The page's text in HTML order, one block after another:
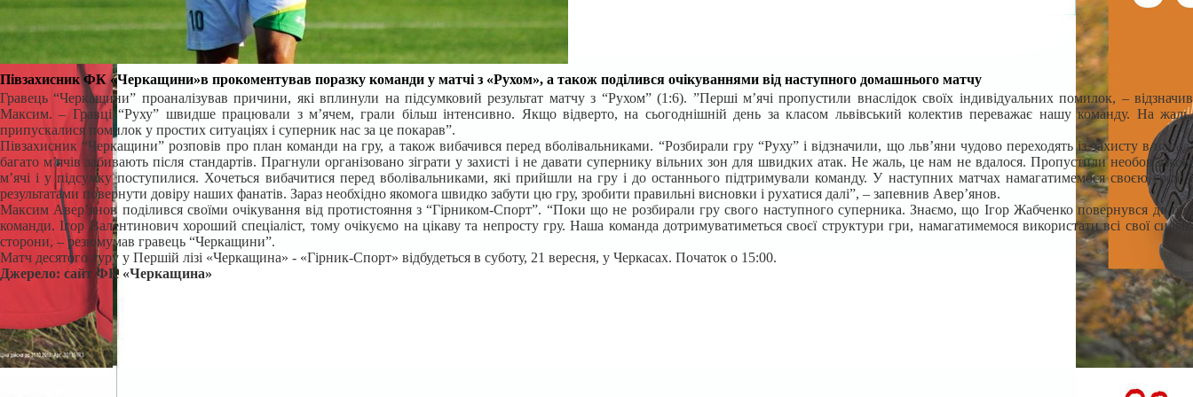
Півзахисник ФК «Черкащини»в прокоментував поразку команди у матчі з «Рухом», а також поділився очікуваннями від наступного домашнього матчу
Гравець “Черкащини” проаналізував причини, які вплинули на підсумковий результат матчу з “Рухом” (1:6). ”Перші м’ячі пропустили внаслідок своїх індивідуальних помилок, – відзначив
Максим. – Гравці “Руху” швидше працювали з м’ячем, грали більш інтенсивно. Якщо відверто, на сьогоднішній день за класом львівський колектив переважає нашу команду. На жаль,
припускалися помилок у простих ситуаціях і суперник нас за це покарав”.
Півзахисник “Черкащини” розповів про план команди на гру, а також вибачився перед вболівальниками. “Розбирали гру “Руху” і відзначили, що льв’яни чудово переходять із захисту в напад,
багато м’ячів забивають після стандартів. Прагнули організовано зіграти у захисті і не давати супернику вільних зон для швидких атак. Не жаль, це нам не вдалося. Пропустили необов’язкові
м’ячі і у підсумку поступилися. Хочеться вибачитися перед вболівальниками, які прийшли на гру і до останнього підтримували команду. У наступних матчах намагатимемося своєю грою і
результатами повернути довіру наших фанатів. Зараз необхідно якомога швидко забути цю гру, зробити правильні висновки і рухатися далі”, – запевнив Авер’янов.
Максим Авер’янов поділився своїми очікування від протистояння з “Гірником-Спорт”. “Поки що не розбирали гру свого наступного суперника. Знаємо, що Ігор Жабченко повернувся до цієї
команди. Ігор Валентинович хороший спеціаліст, тому очікуємо на цікаву та непросту гру. Наша команда дотримуватиметься своєї структури гри, намагатимемося використати всі свої сильні
сторони, – резюмумав гравець “Черкащини”.
Матч десятого туру у Першій лізі «Черкащина» - «Гірник-Спорт» відбудеться в суботу, 21 вересня, у Черкасах. Початок о 15:00.
Джерело: сайт ФК «Черкащина»